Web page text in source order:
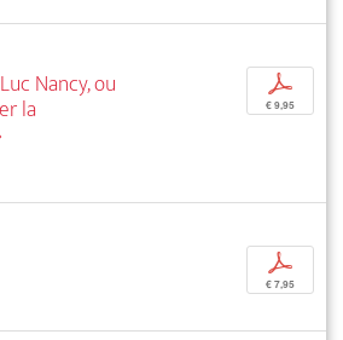
Nancy, ou
la
p
€ 9,95
p
€ 7,95